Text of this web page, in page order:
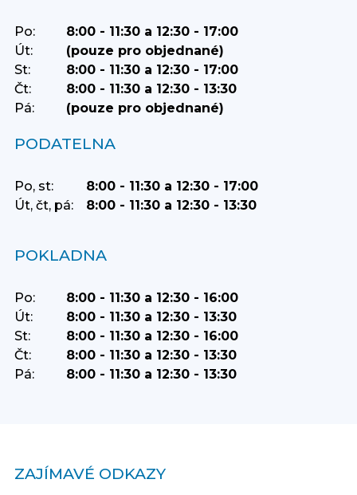
Po:
8:00 - 11:30 a 12:30 - 17:00
Út:
(pouze pro objednané)
St:
8:00 - 11:30 a 12:30 - 17:00
Čt:
8:00 - 11:30 a 12:30 - 13:30
Pá:
(pouze pro objednané)
PODATELNA
Po, st:
8:00 - 11:30 a 12:30 - 17:00
Út, čt, pá:
8:00 - 11:30 a 12:30 - 13:30
POKLADNA
Po:
8:00 - 11:30 a 12:30 - 16:00
Út:
8:00 - 11:30 a 12:30 - 13:30
St:
8:00 - 11:30 a 12:30 - 16:00
Čt:
8:00 - 11:30 a 12:30 - 13:30
Pá:
8:00 - 11:30 a 12:30 - 13:30
ZAJÍMAVÉ ODKAZY